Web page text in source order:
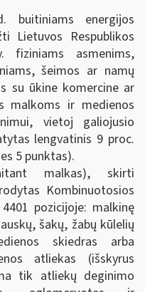
energijos
Lietuvos Respublikos
asmenims,
šeimos ar namų
su ūkine komercine ar
malkoms ir medienos
vietoj galiojusio
lengvatinis 9 proc.
5 punktas).
malkas), skirti
Kombinuotosios
pozicijoje: malkinę
šakų, žabų kūlelių
skiedras arba
atliekas (išskyrus
tik atliekų deginimo